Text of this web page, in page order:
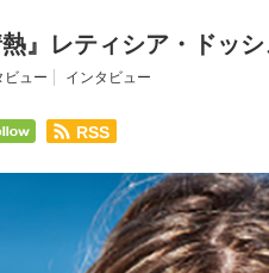
熱』レティシア・ドッ
ビュー インタビュー
RSS